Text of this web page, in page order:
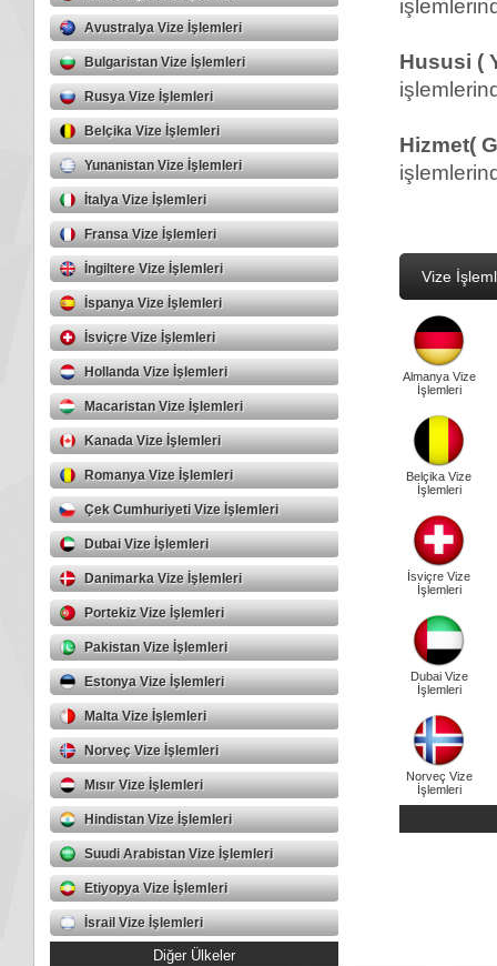
Avustralya Vize İşlemleri
Bulgaristan Vize İşlemleri
Rusya Vize İşlemleri
Belçika Vize İşlemleri
Yunanistan Vize İşlemleri
İtalya Vize İşlemleri
Fransa Vize İşlemleri
İngiltere Vize İşlemleri
İspanya Vize İşlemleri
İsviçre Vize İşlemleri
Hollanda Vize İşlemleri
Macaristan Vize İşlemleri
Kanada Vize İşlemleri
Romanya Vize İşlemleri
Çek Cumhuriyeti Vize İşlemleri
Dubai Vize İşlemleri
Danimarka Vize İşlemleri
Portekiz Vize İşlemleri
Pakistan Vize İşlemleri
Estonya Vize İşlemleri
Malta Vize İşlemleri
Norveç Vize İşlemleri
Mısır Vize İşlemleri
Hindistan Vize İşlemleri
Suudi Arabistan Vize İşlemleri
Etiyopya Vize İşlemleri
İsrail Vize İşlemleri
Diğer Ülkeler
Hususi (
Hizmet(
Vize
Almanya Vize
İşlemleri
Belçika Vize
İşlemleri
İsviçre Vize
İşlemleri
Dubai Vize
İşlemleri
Norveç Vize
İşlemleri